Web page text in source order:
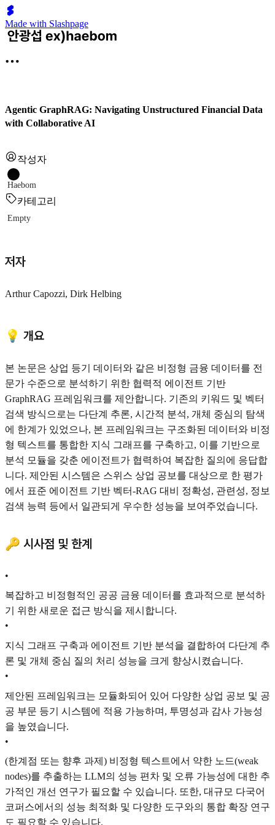
Made with Slashpage
Agentic GraphRAG: Navigating Unstructured Financial Data
with Collaborative AI
작성자
Haebom
카테고리
Empty
저자
Arthur Capozzi, Dirk Helbing
💡 개요
본 논문은 상업 등기 데이터와 같은 비정형 금융 데이터를 전
문가 수준으로 분석하기 위한 협력적 에이전트 기반
GraphRAG 프레임워크를 제안합니다. 기존의 키워드 및 벡터
검색 방식으로는 다단계 추론, 시간적 분석, 개체 중심의 탐색
에 한계가 있었으나, 본 프레임워크는 구조화된 데이터와 비정
형 텍스트를 통합한 지식 그래프를 구축하고, 이를 기반으로
분석 모듈을 갖춘 에이전트가 협력하여 복잡한 질의에 응답합
니다. 제안된 시스템은 스위스 상업 공보를 대상으로 한 평가
에서 표준 에이전트 기반 벡터-RAG 대비 정확성, 관련성, 정보
검색 능력 등에서 일관되게 우수한 성능을 보여주었습니다.
🔑 시사점 및 한계
•
복잡하고 비정형적인 공공 금융 데이터를 효과적으로 분석하
기 위한 새로운 접근 방식을 제시합니다.
•
지식 그래프 구축과 에이전트 기반 분석을 결합하여 다단계 추
론 및 개체 중심 질의 처리 성능을 크게 향상시켰습니다.
•
제안된 프레임워크는 모듈화되어 있어 다양한 상업 공보 및 공
공 부문 등기 시스템에 적용 가능하며, 투명성과 감사 가능성
을 높였습니다.
•
(한계점 또는 향후 과제) 비정형 텍스트에서 약한 노드(weak
nodes)를 추출하는 LLM의 성능 편차 및 오류 가능성에 대한 추
가적인 개선 연구가 필요할 수 있습니다. 또한, 대규모 다국어
코퍼스에서의 성능 최적화 및 다양한 도구와의 통합 확장 연구
도 필요할 수 있습니다.